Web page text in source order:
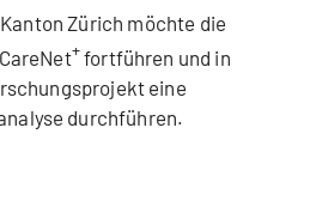
Zürich möchte die
+fortführen und in
eine
durchführen.